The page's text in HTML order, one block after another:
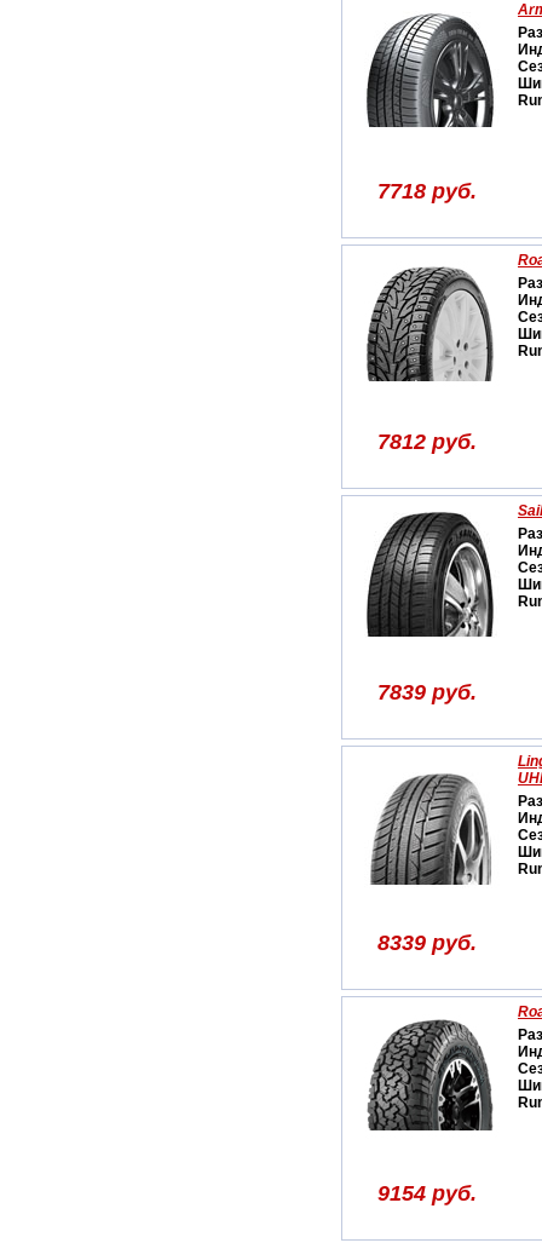
7718 руб.
7812 руб.
7839 руб.
8339 руб.
9154 руб.